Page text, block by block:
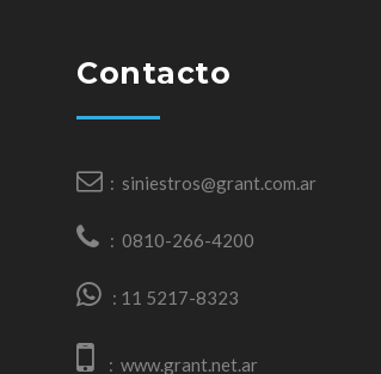
Contacto
: siniestros@grant.com.ar
: 0810-266-4200
: 11 5217-8323
: www.grant.net.ar